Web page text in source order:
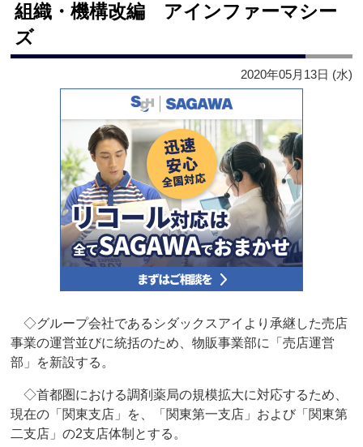
組織・機構改編 アインファーマシー
ズ
2020年05月13日 (水)
◇グループ会社であるシダックスアイより承継した売店
事業の運営並びに統括のため、物販事業部に「売店運営
部」を新設する。
◇首都圏における調剤薬局の規模拡大に対応するため、
現在の「関東支店」を、「関東第一支店」および「関東第
二支店」の2支店体制とする。